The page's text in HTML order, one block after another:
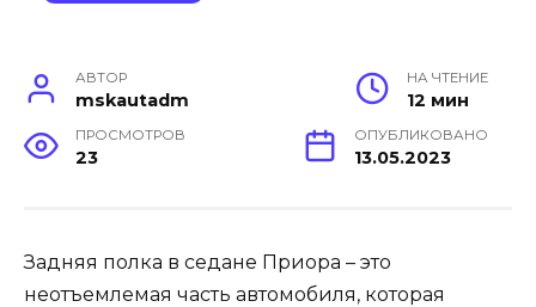
АВТОР
mskautadm
НА ЧТЕНИЕ
12 мин
ПРОСМОТРОВ
23
ОПУБЛИКОВАНО
13.05.2023
Задняя полка в седане Приора – это
неотъемлемая часть автомобиля, которая